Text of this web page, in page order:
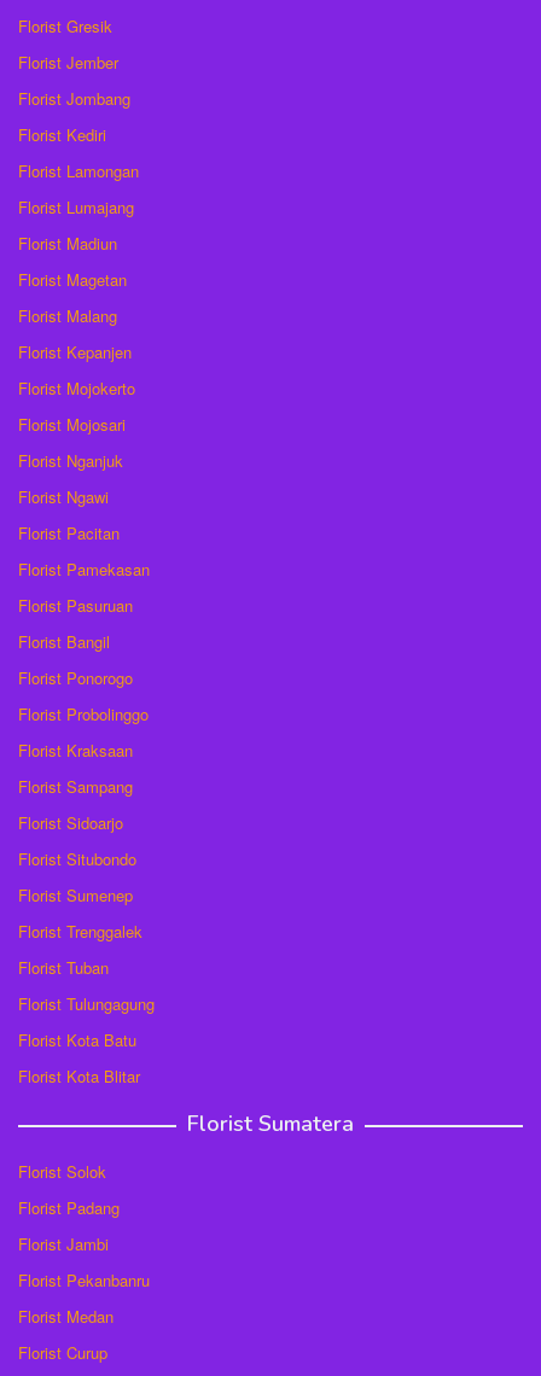
Florist Gresik
Florist Jember
Florist Jombang
Florist Kediri
Florist Lamongan
Florist Lumajang
Florist Madiun
Florist Magetan
Florist Malang
Florist Kepanjen
Florist Mojokerto
Florist Mojosari
Florist Nganjuk
Florist Ngawi
Florist Pacitan
Florist Pamekasan
Florist Pasuruan
Florist Bangil
Florist Ponorogo
Florist Probolinggo
Florist Kraksaan
Florist Sampang
Florist Sidoarjo
Florist Situbondo
Florist Sumenep
Florist Trenggalek
Florist Tuban
Florist Tulungagung
Florist Kota Batu
Florist Kota Blitar
Florist Sumatera
Florist Solok
Florist Padang
Florist Jambi
Florist Pekanbanru
Florist Medan
Florist Curup